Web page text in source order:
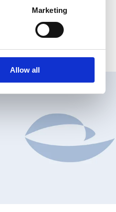
Marketing
Allow all